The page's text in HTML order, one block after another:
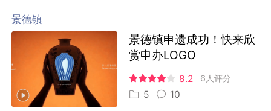
景德镇
景德镇申遗成功！快来欣
赏申办LOGO
8.2 6人评分
5 10